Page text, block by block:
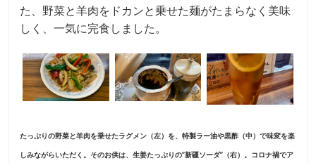
た、野菜と羊肉をドカンと乗せた麺がたまらなく美味
しく、一気に完食しました。
たっぷりの野菜と羊肉を乗せたラグメン（左）を、特製ラー油や黒酢（中）で味変を楽
しみながらいただく。そのお供は、生姜たっぷりの”新疆ソーダ”（右）。コロナ禍でア